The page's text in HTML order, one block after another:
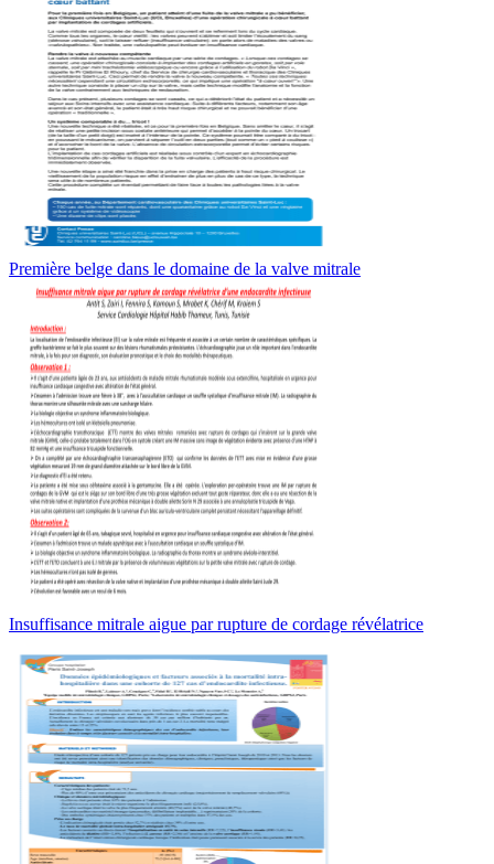
Première belge dans le domaine de la valve mitrale
Insuffisance mitrale aigue par rupture de cordage révélatrice